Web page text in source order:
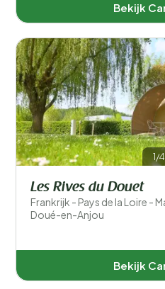
Bekijk
1/4
Les Rives du Douet
Frankrijk - Pays de la Loire -
Doué-en-Anjou
Bekijk